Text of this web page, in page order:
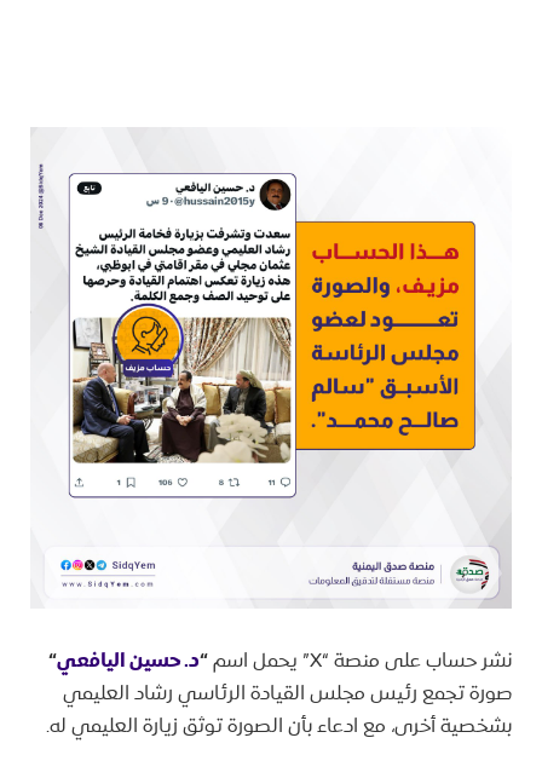
نشر حساب على منصة “X” يحمل اسم “د. حسين اليافعي“
صورة تجمع رئيس مجلس القيادة الرئاسي رشاد العليمي
بشخصية أخرى، مع ادعاء بأن الصورة توثق زيارة العليمي له.